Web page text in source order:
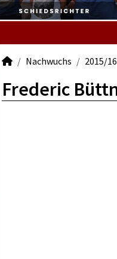
Nachwuchs 2015/16
Frederic